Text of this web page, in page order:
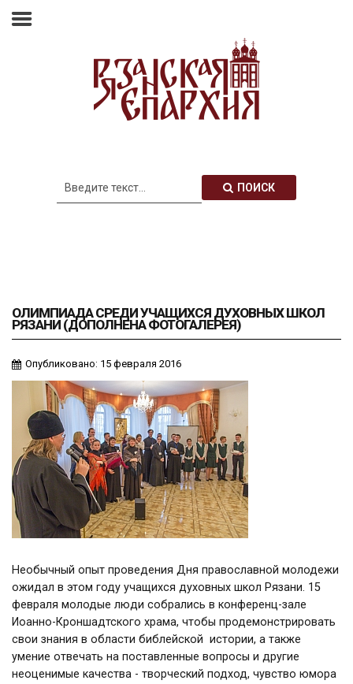
Митрополия ПОИСК
ОЛИМПИАДА СРЕДИ УЧАЩИХСЯ ДУХОВНЫХ ШКОЛ
РЯЗАНИ (ДОПОЛНЕНА ФОТОГАЛЕРЕЯ)
Опубликовано: 15 февраля 2016
Необычный опыт проведения Дня православной молодежи
ожидал в этом году учащихся духовных школ Рязани. 15
февраля молодые люди собрались в конференц-зале
Иоанно-Кроншадтского храма, чтобы продемонстрировать
свои знания в области библейской истории, а также
умение отвечать на поставленные вопросы и другие
неоценимые качества - творческий подход, чувство юмора